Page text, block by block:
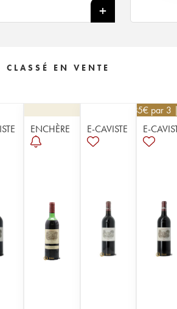
+
EN VENTE
ENCHÈRE E-CAVISTE
585€ par 3 |
E-